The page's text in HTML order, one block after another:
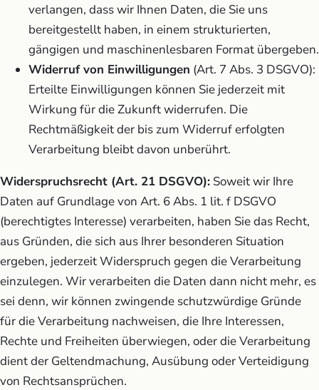
verlangen, dass wir Ihnen Daten, die Sie uns
bereitgestellt haben, in einem strukturierten,
gängigen und maschinenlesbaren Format übergeben.
Widerruf von Einwilligungen (Art. 7 Abs. 3 DSGVO):
Erteilte Einwilligungen können Sie jederzeit mit
Wirkung für die Zukunft widerrufen. Die
Rechtmäßigkeit der bis zum Widerruf erfolgten
Verarbeitung bleibt davon unberührt.
Widerspruchsrecht (Art. 21 DSGVO): Soweit wir Ihre
Daten auf Grundlage von Art. 6 Abs. 1 lit. f DSGVO
(berechtigtes Interesse) verarbeiten, haben Sie das Recht,
aus Gründen, die sich aus Ihrer besonderen Situation
ergeben, jederzeit Widerspruch gegen die Verarbeitung
einzulegen. Wir verarbeiten die Daten dann nicht mehr, es
sei denn, wir können zwingende schutzwürdige Gründe
für die Verarbeitung nachweisen, die Ihre Interessen,
Rechte und Freiheiten überwiegen, oder die Verarbeitung
dient der Geltendmachung, Ausübung oder Verteidigung
von Rechtsansprüchen.